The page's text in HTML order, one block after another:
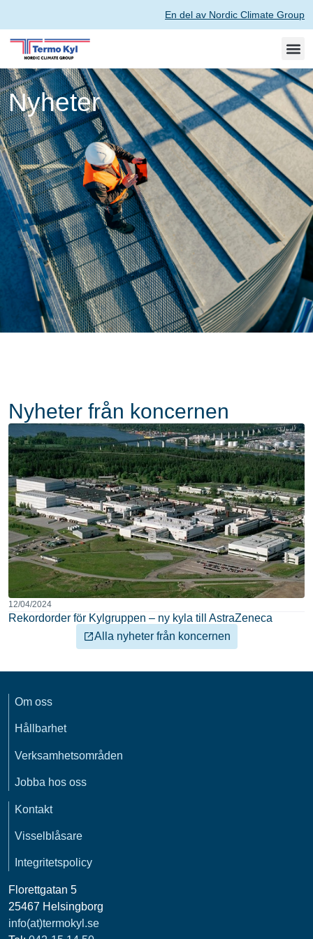
En del av Nordic Climate Group
Nyheter
Nyheter från koncernen
12/04/2024
Rekordorder för Kylgruppen – ny kyla till AstraZeneca
Alla nyheter från koncernen
Om oss
Hållbarhet
Verksamhetsområden
Jobba hos oss
Kontakt
Visselblåsare
Integritetspolicy
Florettgatan 5
25467 Helsingborg
info(at)termokyl.se